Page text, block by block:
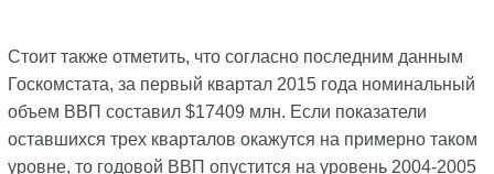
Стоит также отметить, что согласно последним данным
Госкомстата, за первый квартал 2015 года номинальный
объем ВВП составил $17409 млн. Если показатели
оставшихся трех кварталов окажутся на примерно таком
уровне, то годовой ВВП опустится на уровень 2004-2005